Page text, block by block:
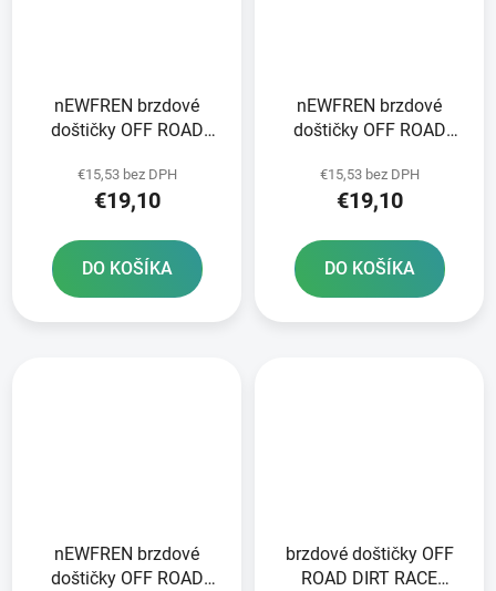
nEWFREN brzdové
doštičky OFF ROAD
balení
€15,53 bez DPH
€19,10
DO KOŠÍKA
nEWFREN brzdové
doštičky OFF ROAD
balení
€15,53 bez DPH
€19,10
DO KOŠÍKA
nEWFREN brzdové
doštičky OFF ROAD
brzdové doštičky OFF
ROAD DIRT RACE